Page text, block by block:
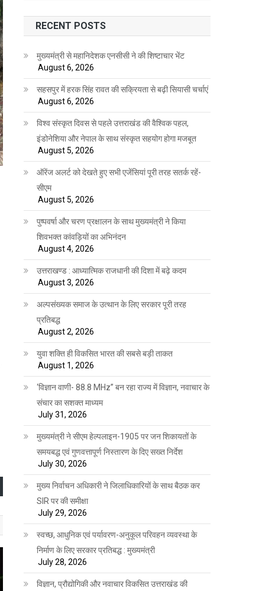
RECENT POSTS
मुख्यमंत्री से महानिदेशक एनसीसी ने की शिष्टाचार भेंट
August 6, 2026
सहसपुर में हरक सिंह रावत की सक्रियता से बढ़ी सियासी चर्चाएं
August 6, 2026
विश्व संस्कृत दिवस से पहले उत्तराखंड की वैश्विक पहल,
इंडोनेशिया और नेपाल के साथ संस्कृत सहयोग होगा मजबूत
August 5, 2026
ऑरेंज अलर्ट को देखते हुए सभी एजेंसियां पूरी तरह सतर्क रहें-
सीएम
August 5, 2026
पुष्पवर्षा और चरण प्रक्षालन के साथ मुख्यमंत्री ने किया
शिवभक्त कांवड़ियों का अभिनंदन
August 4, 2026
उत्तराखण्ड : आध्यात्मिक राजधानी की दिशा में बढ़े कदम
August 3, 2026
अल्पसंख्यक समाज के उत्थान के लिए सरकार पूरी तरह
प्रतिबद्ध
August 2, 2026
युवा शक्ति ही विकसित भारत की सबसे बड़ी ताकत
August 1, 2026
‘विज्ञान वाणी- 88.8 MHz” बन रहा राज्य में विज्ञान, नवाचार के
संचार का सशक्त माध्यम
July 31, 2026
मुख्यमंत्री ने सीएम हेल्पलाइन-1905 पर जन शिकायतों के
समयबद्ध एवं गुणवत्तापूर्ण निस्तारण के दिए सख्त निर्देश
July 30, 2026
मुख्य निर्वाचन अधिकारी ने जिलाधिकारियों के साथ बैठक कर
SIR पर की समीक्षा
July 29, 2026
स्वच्छ, आधुनिक एवं पर्यावरण-अनुकूल परिवहन व्यवस्था के
निर्माण के लिए सरकार प्रतिबद्ध : मुख्यमंत्री
July 28, 2026
विज्ञान, प्रौद्योगिकी और नवाचार विकसित उत्तराखंड की